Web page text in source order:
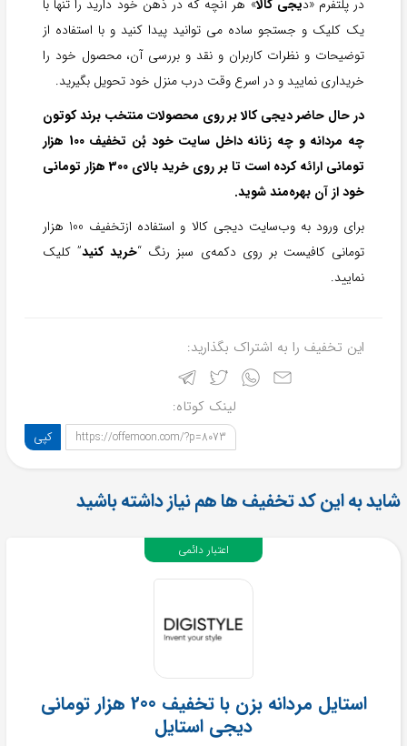
در پلتفرم «دیجی کالا» هر آنچه که در ذهن خود دارید را تنها با
یک کلیک و جستجو ساده می توانید پیدا کنید و با استفاده از
توضیحات و نظرات کاربران و نقد و بررسی آن، محصول خود را
خریداری نمایید و در اسرع وقت درب منزل خود تحویل بگیرید.
در حال حاضر دیجی کالا بر روی محصولات منتخب برند کوتون
چه مردانه و چه زنانه داخل سایت خود بُن تخفیف 100 هزار
تومانی ارائه کرده است تا بر روی خرید بالای 300 هزار تومانی
خود از آن بهره‌مند شوید.
برای ورود به وب‌سایت دیجی کالا و استفاده ازتخفیف 100 هزار
تومانی کافیست بر روی دکمه‌ی سبز رنگ “خرید کنید” کلیک
نمایید.
این تخفیف را به اشتراک بگذارید:
لینک کوتاه:
https://offemoon.com/?p=8073 کپی
شاید به این کد تخفیف ها هم نیاز داشته باشید
استایل مردانه بزن با تخفیف 200 هزار تومانی
دیجی استایل
اعتبار دائمی